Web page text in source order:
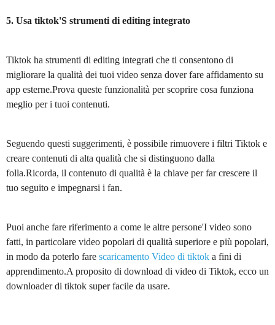
5. Usa tiktok'S strumenti di editing integrato
Tiktok ha strumenti di editing integrati che ti consentono di
migliorare la qualità dei tuoi video senza dover fare affidamento su
app esterne.Prova queste funzionalità per scoprire cosa funziona
meglio per i tuoi contenuti.
Seguendo questi suggerimenti, è possibile rimuovere i filtri Tiktok e
creare contenuti di alta qualità che si distinguono dalla
folla.Ricorda, il contenuto di qualità è la chiave per far crescere il
tuo seguito e impegnarsi i fan.
Puoi anche fare riferimento a come le altre persone'I video sono
fatti, in particolare video popolari di qualità superiore e più popolari,
in modo da poterlo fare scaricamento Video di tiktok a fini di
apprendimento.A proposito di download di video di Tiktok, ecco un
downloader di tiktok super facile da usare.